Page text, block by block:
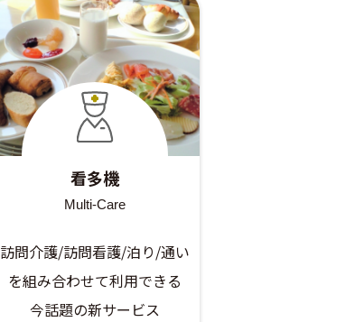
看多機
Multi-Care
訪問介護/訪問看護/泊り/通い
を組み合わせて利用できる
今話題の新サービス